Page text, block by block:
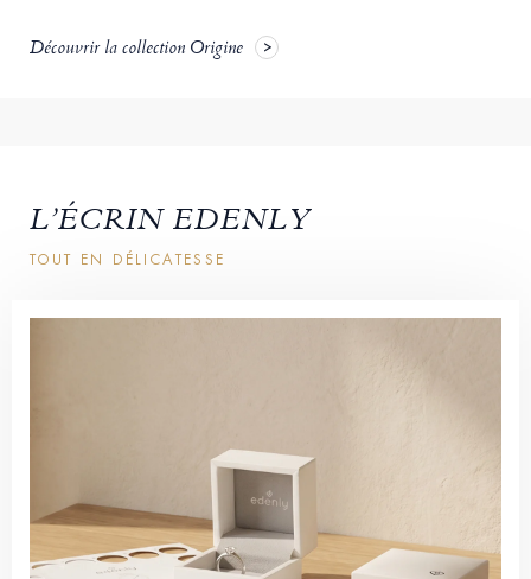
Découvrir la collection Origine
L’ÉCRIN EDENLY
TOUT EN DÉLICATESSE